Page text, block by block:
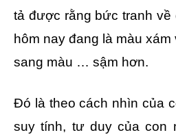
tả được rằng bức tranh về
hôm nay đang là màu
sang màu … sậm hơn.
Đó là theo cách nhìn của
suy tính, tư duy của con